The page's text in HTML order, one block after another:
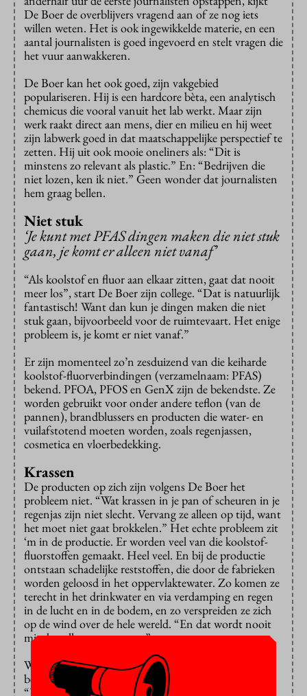
De Boer de overblijvers vragend aan of ze nog iets
willen weten. Het is ook ingewikkelde materie, en een
aantal journalisten is goed ingevoerd en stelt vragen die
het vuur aanwakkeren.
De Boer kan het ook goed, zijn vakgebied
populariseren. Hij is een hardcore bèta, een analytisch
chemicus die vooral vanuit het lab werkt. Maar zijn
werk raakt direct aan mens, dier en milieu en hij weet
zijn labwerk goed in dat maatschappelijke perspectief te
zetten. Hij uit ook mooie oneliners als: “Dit is
minstens zo relevant als plastic.” En: “Bedrijven die
niet lozen, ken ik niet.” Geen wonder dat journalisten
hem graag bellen.
Niet stuk
‘Je kunt met PFAS dingen maken die niet stuk
gaan, je komt er alleen niet vanaf’
“Als koolstof en fluor aan elkaar zitten, gaat dat nooit
meer los”, start De Boer zijn college. “Dat is natuurlijk
fantastisch! Want dan kun je dingen maken die niet
stuk gaan, bijvoorbeeld voor de ruimtevaart. Het enige
probleem is, je komt er niet vanaf.”
Er zijn momenteel zo’n zesduizend van die keiharde
koolstof-fluorverbindingen (verzamelnaam: PFAS)
bekend. PFOA, PFOS en GenX zijn de bekendste. Ze
worden gebruikt voor onder andere teflon (van de
pannen), brandblussers en producten die water- en
vuilafstotend moeten worden, zoals regenjassen,
cosmetica en vloerbedekking.
Krassen
De producten op zich zijn volgens De Boer het
probleem niet. “Wat krassen in je pan of scheuren in je
regenjas zijn niet slecht. Vervang ze alleen op tijd, want
het moet niet gaat brokkelen.” Het echte probleem zit
‘m in de productie. Er worden veel van die koolstof-
fluorstoffen gemaakt. Heel veel. En bij de productie
ontstaan schadelijke reststoffen, die door de fabrieken
worden geloosd in het oppervlaktewater. Zo komen ze
terecht in het drinkwater en via verdamping en regen
in de lucht en in de bodem, en zo verspreiden ze zich
op de wind over de hele wereld. “En dat wordt nooit
minder, alleen maar meer.”
Wij drinken de stoffen uit de kraan, eten voedsel van
besmette akkers, ademen schadelijke luchtdeeltjes in.
“PFOA, de teflonstof, blijft zes jaar in je lichaam